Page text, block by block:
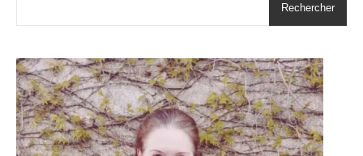
Rechercher